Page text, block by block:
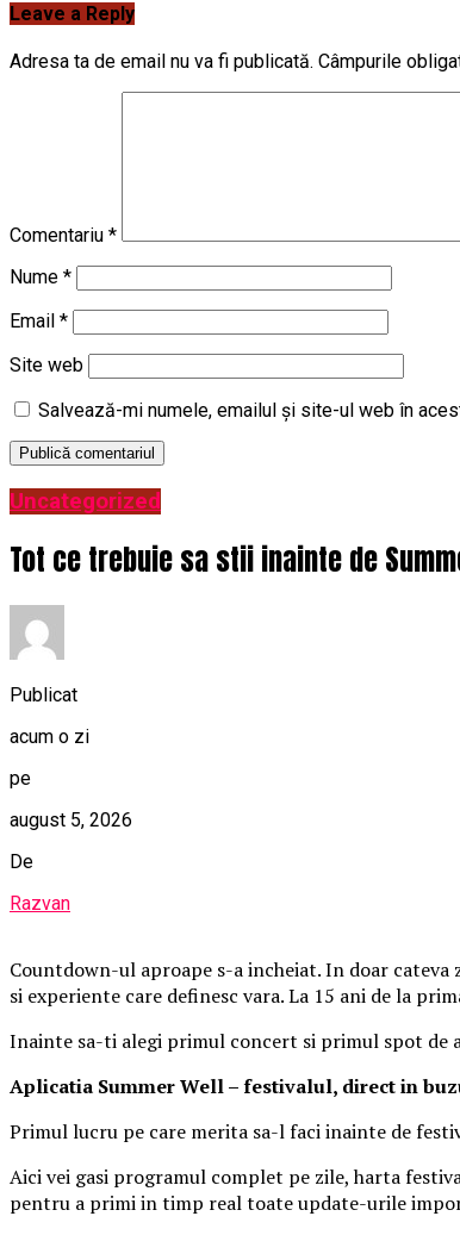
Leave a Reply
Adresa ta de email nu va fi publicată. Câmpurile
Comentariu *
Nume *
Email *
Site web
Salvează-mi numele, emailul și site-ul web în
Uncategorized
Tot ce trebuie sa stii inainte de
Publicat
acum o zi
pe
august 5, 2026
De
Razvan
Countdown-ul aproape s-a incheiat. In doar
si experiente care definesc vara. La 15 ani de la
Inainte sa-ti alegi primul concert si primul spot de
Aplicatia Summer Well– festivalul, direct in
Primul lucru pe care merita sa-l faci inainte de
Aici vei gasi programul complet pe zile, harta
pentru a primi in timp real toate update-urile